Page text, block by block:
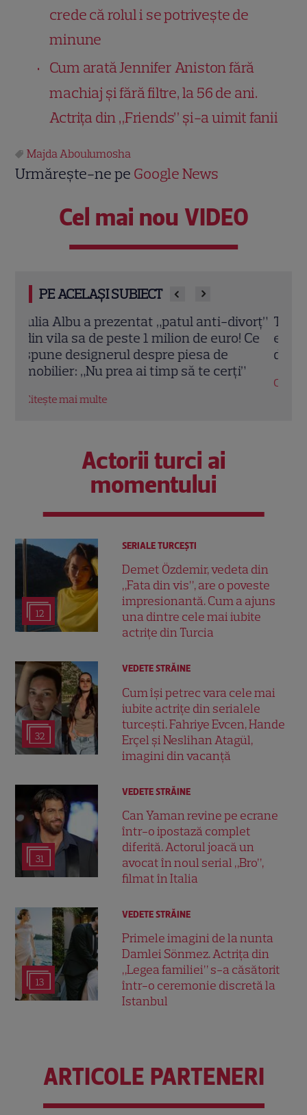
crede că rolul i se potrivește de
minune
Cum arată Jennifer Aniston fără
machiaj și fără filtre, la 56 de ani.
Actrița din „Friends” și-a uimit fanii
Majda Aboulumosha
Urmărește-ne pe Google News
Cel mai nou VIDEO
PE ACELAȘI SUBIECT
Teo Trandafir, despre viața după ce fiica
ei, Maia, a plecat de acasă: „Legătura
dintre noi nu ne-o ia nimeni”
Citește mai multe
Actorii turci ai
momentului
12
SERIALE TURCEŞTI
Demet Özdemir, vedeta din
„Fata din vis”, are o poveste
impresionantă. Cum a ajuns
una dintre cele mai iubite
actrițe din Turcia
32
VEDETE STRĂINE
Cum își petrec vara cele mai
iubite actrițe din serialele
turcești. Fahriye Evcen, Hande
Erçel și Neslihan Atagül,
imagini din vacanță
31
VEDETE STRĂINE
Can Yaman revine pe ecrane
într-o ipostază complet
diferită. Actorul joacă un
avocat în noul serial „Bro”,
filmat în Italia
13
VEDETE STRĂINE
Primele imagini de la nunta
Damlei Sönmez. Actrița din
„Legea familiei” s-a căsătorit
într-o ceremonie discretă la
Istanbul
ARTICOLE PARTENERI